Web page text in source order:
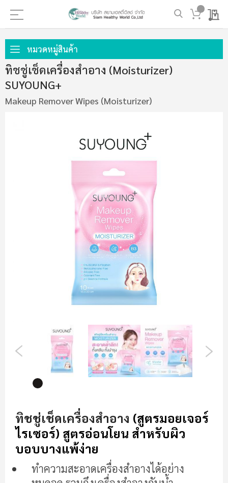
My
ไป
ที่
เนื้อหา
หมวดหมู่สินค้า
ทิชชู่เช็ดเครื่องสำอาง (Moisturizer)
SUYOUNG+
Makeup Remover Wipes (Moisturizer)
ไป
ที่
ส่วน
เริ่ม
ต้น
ของ
ทิชชู่เช็ดเครื่องสำอาง (สูตรมอยเจอร์
ไรเซอร์) สูตรอ่อนโยน สำหรับผิว
บอบบางแพ้ง่าย
ทำความสะอาดเครื่องสำอางได้อย่าง